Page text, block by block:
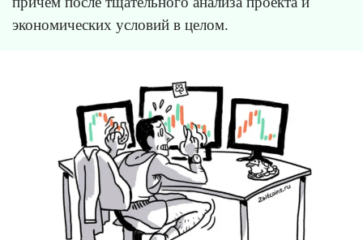
экономических условий в целом.